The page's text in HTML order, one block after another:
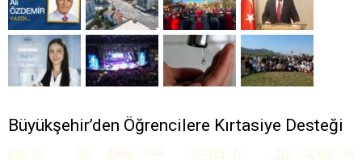
Büyükşehir’den Öğrencilere Kırtasiye Desteği